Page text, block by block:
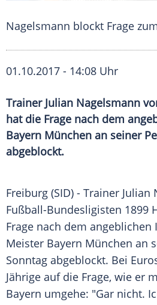
Nagelsmann blockt Frage
01.10.2017 - 14:08 Uhr
Trainer Julian Nagelsmann
hat die Frage nach dem
Bayern München an seiner
abgeblockt.
Freiburg (SID) - Trainer Julian
Fußball-Bundesligisten 1899
Frage nach dem angeblichen
Meister Bayern München an
Sonntag abgeblockt. Bei
Jährige auf die Frage, wie er
Bayern umgehe: "Gar nicht.